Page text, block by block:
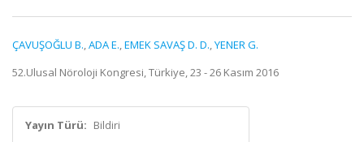
ÇAVUŞOĞLU B.,ADA E.,EMEK SAVAŞ D. D.,YENER G.
52.Ulusal Nöroloji Kongresi, Türkiye, 23 - 26 Kasım 2016
Yayın Türü: Bildiri